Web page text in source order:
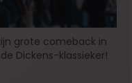
grote comeback in
Dickens-klassieker!